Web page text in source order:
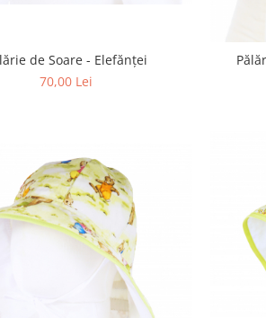
de Soare - Elefănței
70,00 Lei